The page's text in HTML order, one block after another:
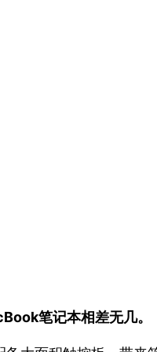
笔记本相差无几。